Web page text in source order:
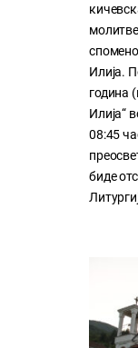
Илија.
година
Илија“
08:45
биде